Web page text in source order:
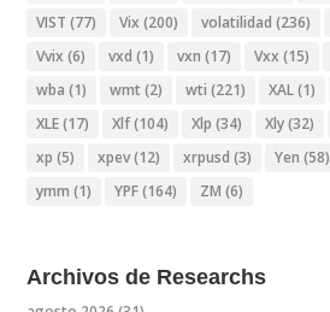
VIST (77) Vix (200) volatilidad (236)
Vvix (6) vxd (1) vxn (17) Vxx (15)
wba (1) wmt (2) wti (221) XAL(1)
XLE(17) Xlf(104) Xlp (34) Xly(32)
xp (5) xpev(12) xrpusd (3) Yen (58)
ymm (1) YPF(164) ZM (6)
Archivos de Researchs